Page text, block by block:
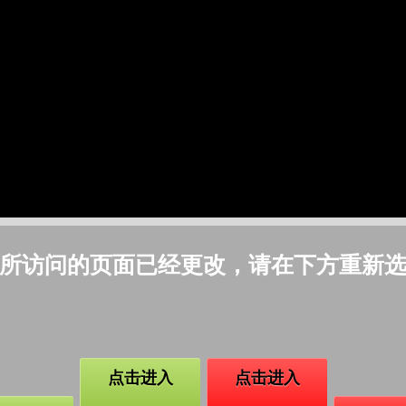
访问的页面已经更改，请在下方重新
点击进入 点击进入